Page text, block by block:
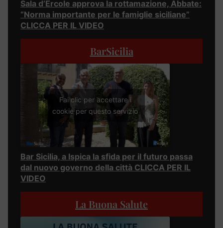
Sala d’Ercole approva la rottamazione, Abbate:
“Norma importante per le famiglie siciliane”
CLICCA PER IL VIDEO
BarSicilia
Fai clic per accettare i
cookie per questo servizio
Bar Sicilia, a Ispica la sfida per il futuro passa
dal nuovo governo della città CLICCA PER IL
VIDEO
La Buona Salute